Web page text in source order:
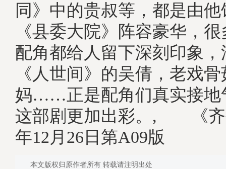
同》中的贵叔等，都是
《县委大院》阵容豪华，
配角都给人留下深刻印象
《人世间》的吴倩，老戏
妈……正是配角们真实接地
这部剧更加出彩。, 《齐
年12月26日第A09版
本文版权归原作者所有 转载请注明出处